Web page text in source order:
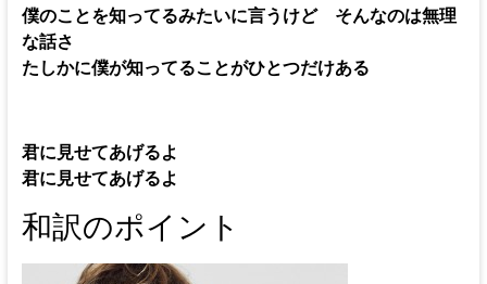
僕のことを知ってるみたいに言うけど そんなのは無理
な話さ
たしかに僕が知ってることがひとつだけある
君に見せてあげるよ
君に見せてあげるよ
和訳のポイント